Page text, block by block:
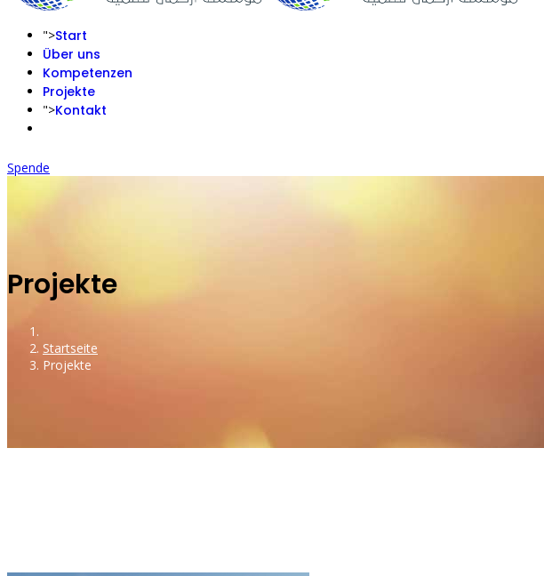
">Start
Über uns
Kompetenzen
Projekte
">Kontakt
Spende
Projekte
Startseite
Projekte